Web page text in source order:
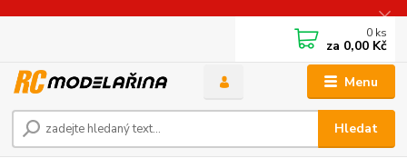
Menu
Hledat
0 ks
za 0,00 Kč